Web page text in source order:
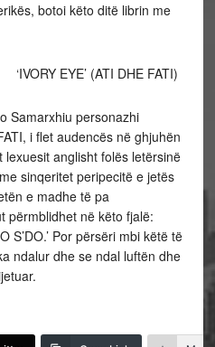
botoi këto ditë librin me
(ATI DHE FATI)
personazhi
i flet audencës në ghjuhën
anglisht folës letërsinë
sinqeritet peripecitë e jetës
e madhe të pa
përmblidhet në këto fjalë:
S’DO.’ Por përsëri mbi këtë të
ndalur dhe se ndal luftën dhe